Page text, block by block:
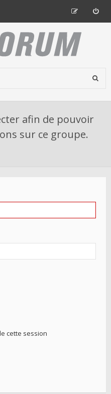
afin de pouvoir
sur ce groupe.
cette session